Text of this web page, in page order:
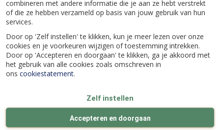
combineren met andere informatie die je aan ze hebt verstrekt
of die ze hebben verzameld op basis van jouw gebruik van hun
services.
Door op 'Zelf instellen' te klikken, kun je meer lezen over onze
cookies en je voorkeuren wijzigen of toestemming intrekken.
Door op 'Accepteren en doorgaan' te klikken, ga je akkoord met
het gebruik van alle cookies zoals omschreven in
ons cookiestatement.
Zelf instellen
Accepteren en doorgaan
Kipfilet Strips met
Beeztees - Hond -
Kipfilet Strips met
Lam 400g